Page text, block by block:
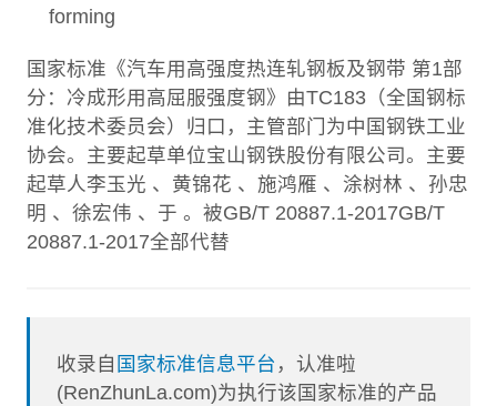
forming
国家标准《汽车用高强度热连轧钢板及钢带 第1部
分：冷成形用高屈服强度钢》由TC183（全国钢标
准化技术委员会）归口，主管部门为中国钢铁工业
协会。主要起草单位宝山钢铁股份有限公司。主要
起草人李玉光 、黄锦花 、施鸿雁 、涂树林 、孙忠
明 、徐宏伟 、于 。被GB/T 20887.1-2017GB/T
20887.1-2017全部代替
收录自 国家标准信息平台 ，认准啦
(RenZhunLa.com)为执行该国家标准的产品